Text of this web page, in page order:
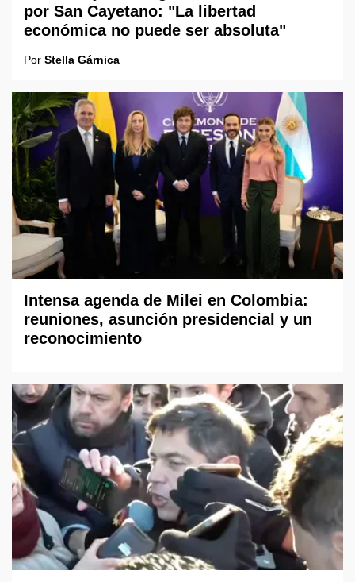
por San Cayetano: "La libertad
económica no puede ser absoluta"
Por Stella Gárnica
Intensa agenda de Milei en Colombia:
reuniones, asunción presidencial y un
reconocimiento